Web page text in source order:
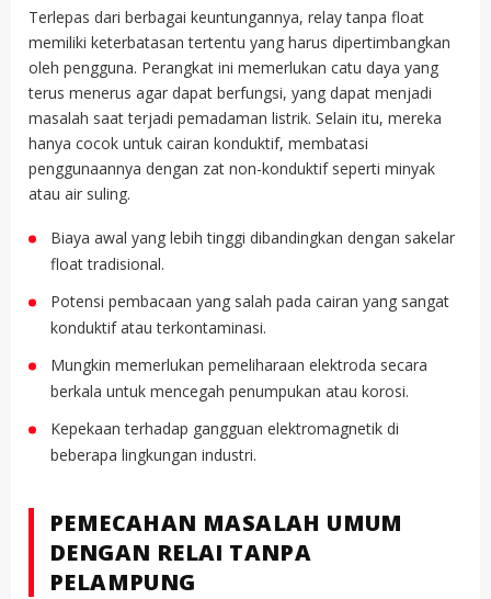
Terlepas dari berbagai keuntungannya, relay tanpa float
memiliki keterbatasan tertentu yang harus dipertimbangkan
oleh pengguna. Perangkat ini memerlukan catu daya yang
terus menerus agar dapat berfungsi, yang dapat menjadi
masalah saat terjadi pemadaman listrik. Selain itu, mereka
hanya cocok untuk cairan konduktif, membatasi
penggunaannya dengan zat non-konduktif seperti minyak
atau air suling.
Biaya awal yang lebih tinggi dibandingkan dengan sakelar
float tradisional.
Potensi pembacaan yang salah pada cairan yang sangat
konduktif atau terkontaminasi.
Mungkin memerlukan pemeliharaan elektroda secara
berkala untuk mencegah penumpukan atau korosi.
Kepekaan terhadap gangguan elektromagnetik di
beberapa lingkungan industri.
PEMECAHAN MASALAH UMUM
DENGAN RELAI TANPA
PELAMPUNG